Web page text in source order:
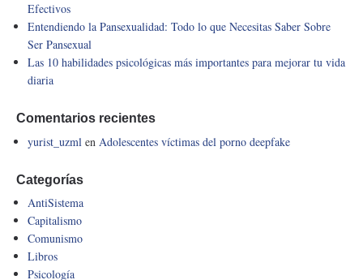
Efectivos
Entendiendo la Pansexualidad: Todo lo que Necesitas Saber Sobre
Ser Pansexual
Las 10 habilidades psicológicas más importantes para mejorar tu vida
diaria
Comentarios recientes
yurist_uzml en Adolescentes víctimas del porno deepfake
Categorías
AntiSistema
Capitalismo
Comunismo
Libros
Psicología